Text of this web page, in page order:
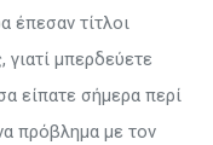
έπεσαν τίτλοι
μπερδεύετε
είπατε σήμερα περί
πρόβλημα με τον